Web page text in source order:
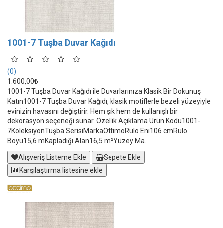
1001-7 Tuşba Duvar Kağıdı
(0)
1.600,00₺
1001-7 Tuşba Duvar Kağıdı ile Duvarlarınıza Klasik Bir Dokunuş
Katın1001-7 Tuşba Duvar Kağıdı, klasik motiflerle bezeli yüzeyiyle
evinizin havasını değiştirir. Hem şık hem de kullanışlı bir
dekorasyon seçeneği sunar. Özellik Açıklama Ürün Kodu1001-
7KoleksiyonTuşba SerisiMarkaOttimoRulo Eni106 cmRulo
Boyu15,6 mKapladığı Alan16,5 m²Yüzey Ma..
Alışveriş Listeme Ekle
Sepete Ekle
Karşılaştırma listesine ekle